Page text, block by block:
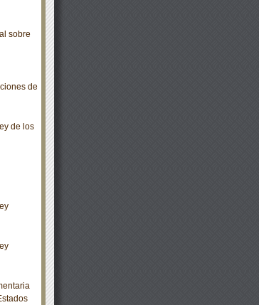
sobre
de
de los